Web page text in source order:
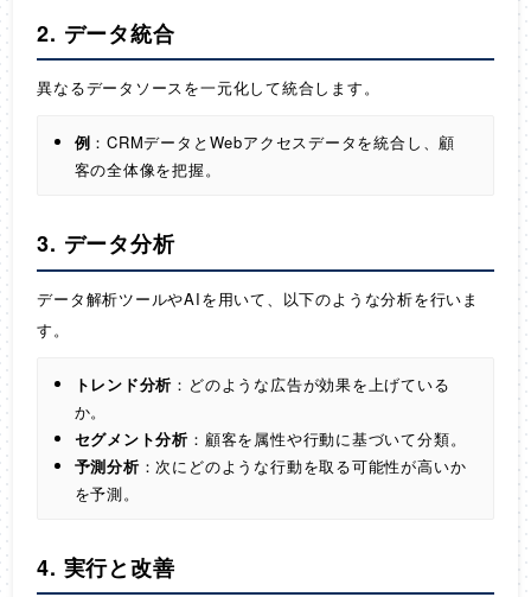
2. データ統合
異なるデータソースを一元化して統合します。
例 ：CRMデータとWebアクセスデータを統合し、顧
客の全体像を把握。
3. データ分析
データ解析ツールやAIを用いて、以下のような分析を行いま
す。
トレンド分析 ：どのような広告が効果を上げている
か。
セグメント分析 ：顧客を属性や行動に基づいて分類。
予測分析 ：次にどのような行動を取る可能性が高いか
を予測。
4. 実行と改善